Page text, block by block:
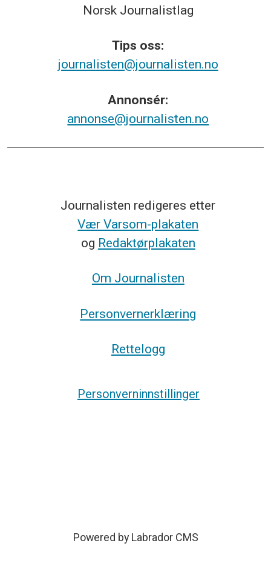
Norsk Journalistlag
Tips oss:
journalisten@journalisten.no
Annonsér:
annonse@journalisten.no
Journalisten redigeres etter
Vær Varsom-plakaten
og Redaktørplakaten
Om Journalisten
Personvernerklæring
Rettelogg
Personverninnstillinger
Powered by Labrador CMS